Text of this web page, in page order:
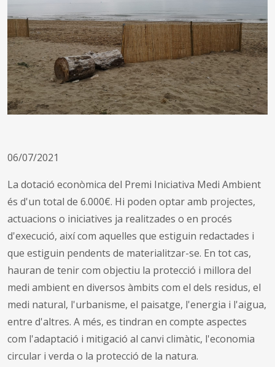
06/07/2021
La dotació econòmica del Premi Iniciativa Medi Ambient
és d'un total de 6.000€. Hi poden optar amb projectes,
actuacions o iniciatives ja realitzades o en procés
d'execució, així com aquelles que estiguin redactades i
que estiguin pendents de materialitzar-se. En tot cas,
hauran de tenir com objectiu la protecció i millora del
medi ambient en diversos àmbits com el dels residus, el
medi natural, l'urbanisme, el paisatge, l'energia i l'aigua,
entre d'altres. A més, es tindran en compte aspectes
com l'adaptació i mitigació al canvi climàtic, l'economia
circular i verda o la protecció de la natura.